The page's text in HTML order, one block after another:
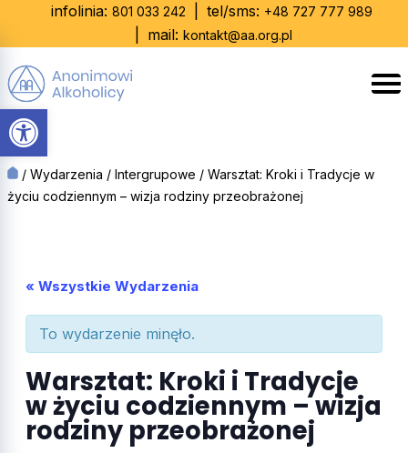
Otwórz pasek narzędzi
infolinia: 801 033 242 tel/sms: +48 727 777 989
mail: kontakt@aa.org.pl
/ Wydarzenia / Intergrupowe / Warsztat: Kroki i Tradycje w
życiu codziennym – wizja rodziny przeobrażonej
« Wszystkie Wydarzenia
To wydarzenie minęło.
Warsztat: Kroki i Tradycje
w życiu codziennym – wizja
rodziny przeobrażonej